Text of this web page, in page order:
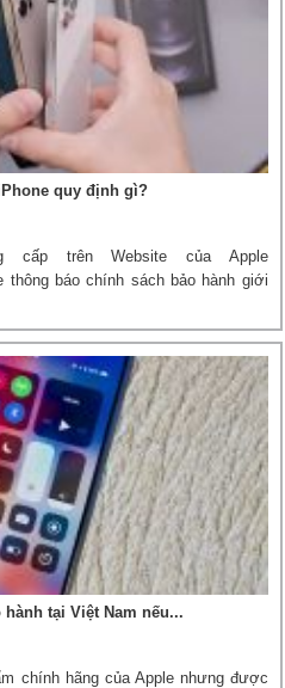
quy định gì?
cấp trên Website của Apple
thông báo chính sách bảo hành giới
tại Việt Nam nếu...
chính hãng của Apple nhưng được